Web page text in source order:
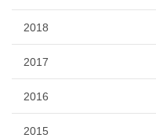
2018
2017
2016
2015